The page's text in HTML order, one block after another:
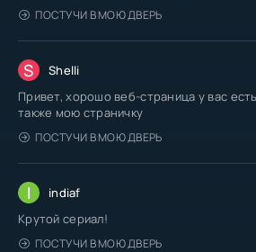
ПОСТУЧИ В МОЮ ДВЕРЬ
S Shelli
Привет, хорошо веб-страница у вас
также мою страничку
ПОСТУЧИ В МОЮ ДВЕРЬ
I indiaf
Крутой сериал!
ПОСТУЧИ В МОЮ ДВЕРЬ